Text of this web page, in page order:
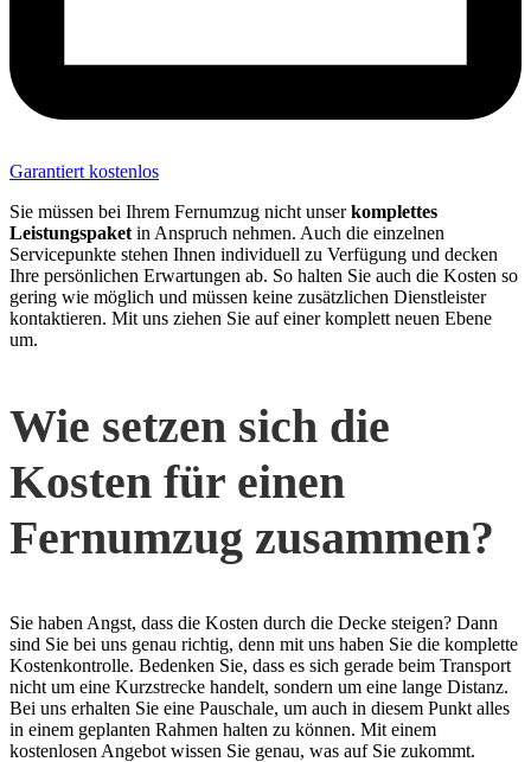
Garantiert kostenlos
Sie müssen bei Ihrem Fernumzug nicht unserkomplettes
Leistungspaket in Anspruch nehmen. Auch die einzelnen
Servicepunkte stehen Ihnen individuell zu Verfügung und decken
Ihre persönlichen Erwartungen ab. So halten Sie auch die Kosten so
gering wie möglich und müssen keine zusätzlichen Dienstleister
kontaktieren. Mit uns ziehen Sie auf einer komplett neuen Ebene
um.
Wie setzen sich die
Kosten für einen
Fernumzug zusammen?
Sie haben Angst, dass die Kosten durch die Decke steigen? Dann
sind Sie bei uns genau richtig, denn mit uns haben Sie die komplette
Kostenkontrolle. Bedenken Sie, dass es sich gerade beim Transport
nicht um eine Kurzstrecke handelt, sondern um eine lange Distanz.
Bei uns erhalten Sie eine Pauschale, um auch in diesem Punkt alles
in einem geplanten Rahmen halten zu können. Mit einem
kostenlosen Angebot wissen Sie genau, was auf Sie zukommt.